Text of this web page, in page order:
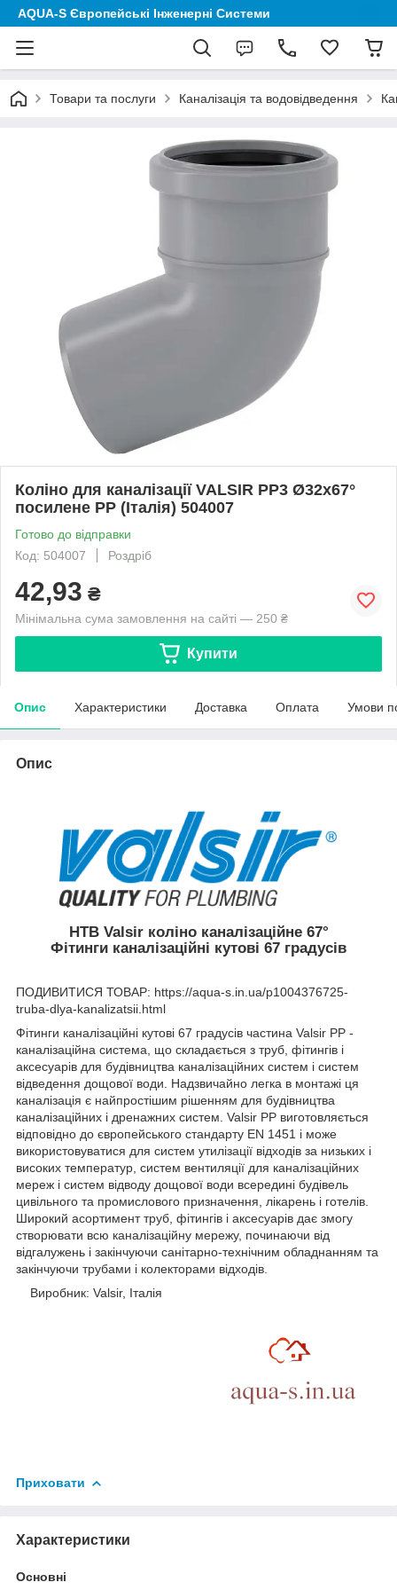
AQUA-S Європейські Інженерні Системи
Товари та послуги Каналізація та водовідведення
Коліно для каналізації VALSIR PP3 Ø32х67°
посилене PP (Італія) 504007
Готово до відправки
Код: 504007
Роздріб
42,93 ₴
Мінімальна сума замовлення на сайті — 250 ₴
Купити
Опис Характеристики Доставка Оплата Умови
Опис
HTB Valsir коліно каналізаційне 67°
Фітинги каналізаційні кутові 67 градусів
ПОДИВИТИСЯ ТОВАР: https://aqua-s.in.ua/p1004376725-
truba-dlya-kanalizatsii.html
Фітинги каналізаційні кутові 67 градусів частина Valsir PP -
каналізаційна система, що складається з труб, фітингів і
аксесуарів для будівництва каналізаційних систем і систем
відведення дощової води. Надзвичайно легка в монтажі ця
каналізація є найпростішим рішенням для будівництва
каналізаційних і дренажних систем. Valsir PP виготовляється
відповідно до європейського стандарту EN 1451 і може
використовуватися для систем утилізації відходів за низьких і
високих температур, систем вентиляції для каналізаційних
мереж і систем відводу дощової води всередині будівель
цивільного та промислового призначення, лікарень і готелів.
Широкий асортимент труб, фітингів і аксесуарів дає змогу
створювати всю каналізаційну мережу, починаючи від
відгалужень і закінчуючи санітарно-технічним обладнанням та
закінчуючи трубами і колекторами відходів.
Виробник: Valsir, Італія
Приховати
Характеристики
Основні